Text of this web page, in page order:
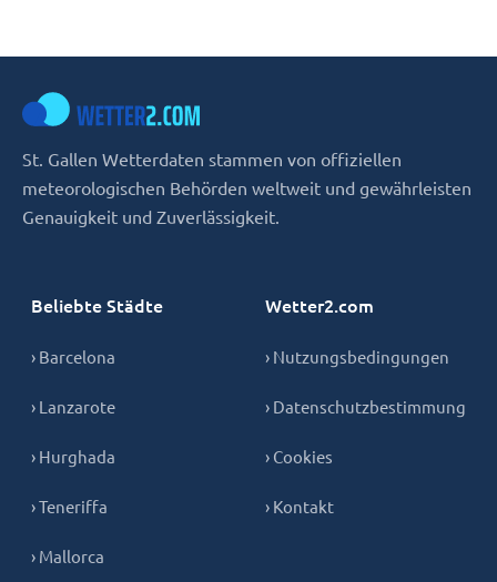
St. Gallen Wetterdaten stammen von offiziellen
meteorologischen Behörden weltweit und gewährleisten
Genauigkeit und Zuverlässigkeit.
Beliebte Städte
› Barcelona
› Lanzarote
› Hurghada
› Teneriffa
› Mallorca
Wetter2.com
› Nutzungsbedingungen
› Datenschutzbestimmung
› Cookies
› Kontakt